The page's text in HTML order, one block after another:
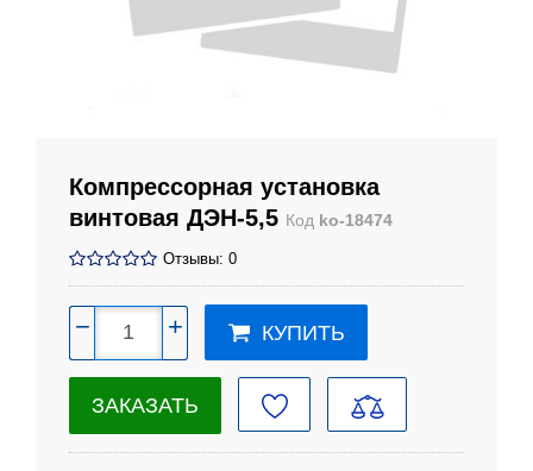
Компрессорная установка
винтовая ДЭН-5,5 Код ko-18474
Отзывы: 0
− + КУПИТЬ
ЗАКАЗАТЬ